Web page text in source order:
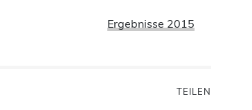
Ergebnisse 2015
TEILEN